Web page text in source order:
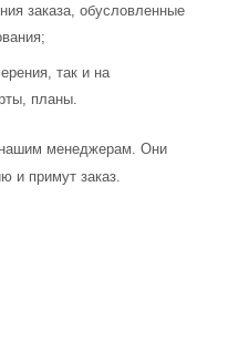
заказа, обусловленные
так и на
планы.
менеджерам. Они
и примут заказ.